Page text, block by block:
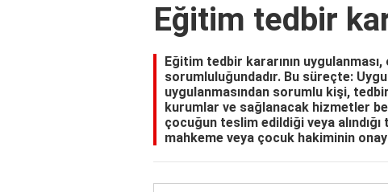
Eğitim tedbir
Eğitim tedbir kararının
sorumluluğundadır. Bu süreçte:
uygulanmasından sorumlu kişi,
kurumlar ve sağlanacak hizmetler
çocuğun teslim edildiği veya
mahkeme veya çocuk hakiminin